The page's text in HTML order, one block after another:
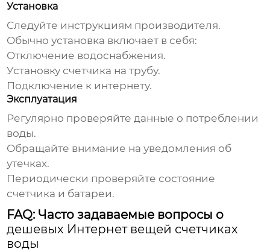
Установка
Следуйте инструкциям производителя.
Обычно установка включает в себя:
Отключение водоснабжения.
Установку счетчика на трубу.
Подключение к интернету.
Эксплуатация
Регулярно проверяйте данные о потреблении
воды.
Обращайте внимание на уведомления об
утечках.
Периодически проверяйте состояние
счетчика и батареи.
FAQ: Часто задаваемые вопросы о
дешевых Интернет вещей счетчиках
воды